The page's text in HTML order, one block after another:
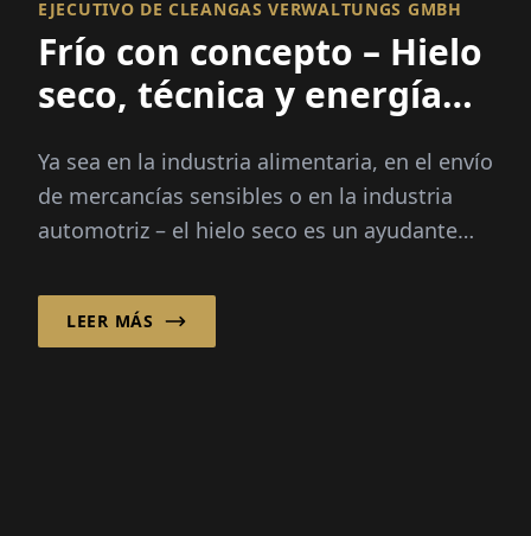
EJECUTIVO DE CLEANGAS VERWALTUNGS GMBH
Frío con concepto – Hielo
seco, técnica y energía
Ya sea en la industria alimentaria, en el envío
de mercancías sensibles o en la industria
automotriz – el hielo seco es un ayudante
LEER MÁS